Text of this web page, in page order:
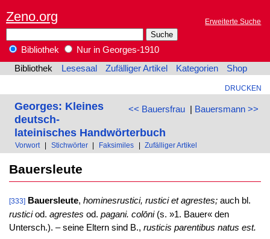
Zeno.org Erweiterte Suche
Bibliothek
Nur in Georges-1910
Bibliothek
Lesesaal Zufälliger Artikel Kategorien Shop
DRUCKEN
<< Bauersfrau| Bauersmann >>
Georges: Kleines
deutsch-
lateinisches Handwörterbuch
Vorwort Stichwörter Faksimiles Zufälliger Artikel
Bauersleute
[333] Bauersleute, hominesrustici, rustici et agrestes;auch bl.
rusticiod. agrestes od. pagani. colōni(s. »1. Bauer« den
Untersch.). – seine Eltern sind B., rusticis parentibus natus est.